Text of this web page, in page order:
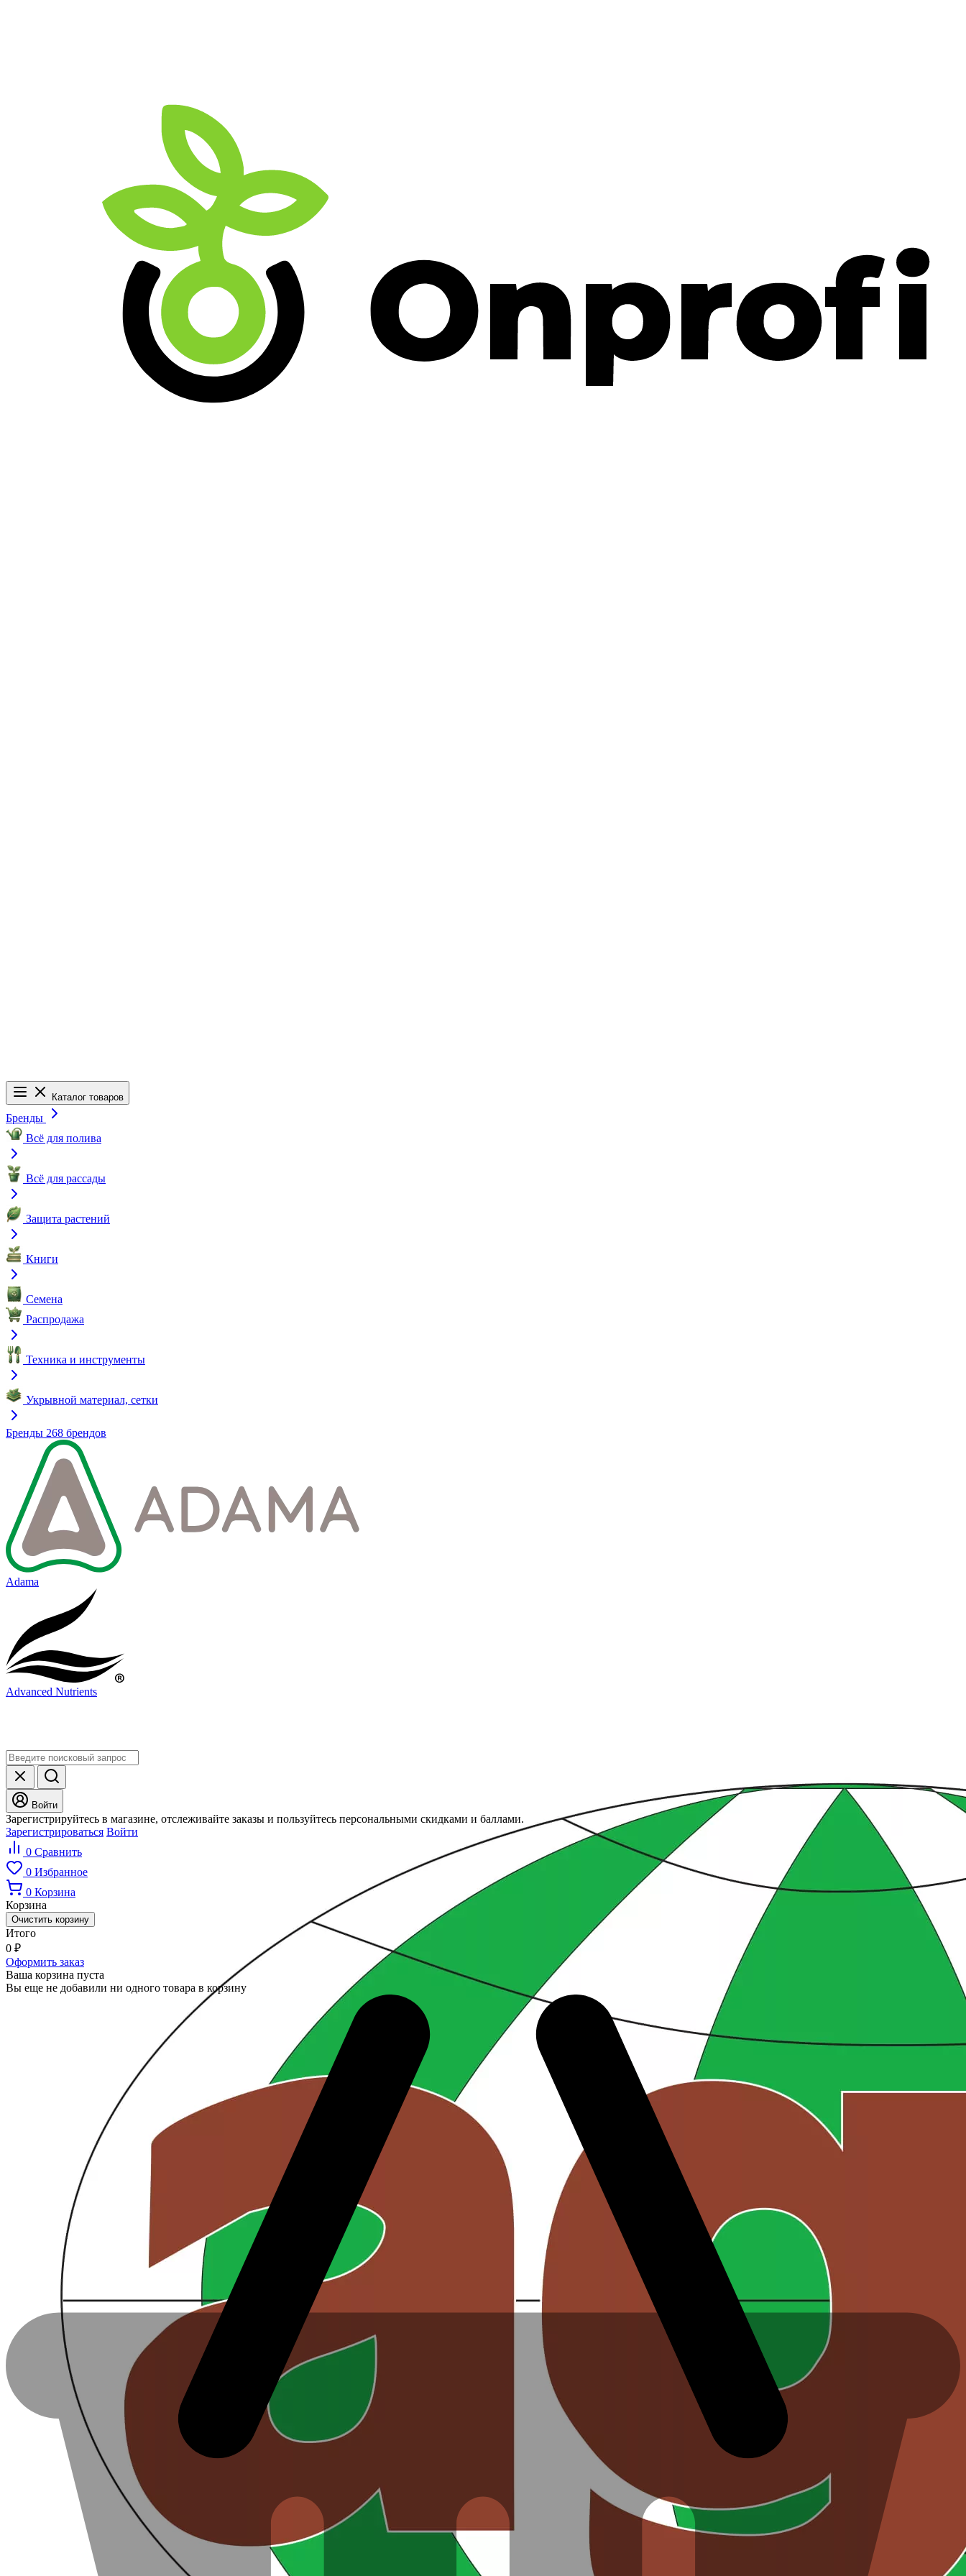
Каталог товаров
Бренды
Всё для полива
Всё для рассады
Защита растений
Книги
Семена
Распродажа
Техника и инструменты
Укрывной материал, сетки
Бренды 268 брендов
Adama
Advanced Nutrients
Войти
Зарегистрируйтесь в магазине, отслеживайте заказы и пользуйтесь персональными скидками и баллами.
Зарегистрироваться Войти
0 Сравнить
0 Избранное
0 Корзина
Корзина
Очистить корзину
Итого
0 ₽
Оформить заказ
Ваша корзина пуста
Вы еще не добавили ни одного товара в корзину